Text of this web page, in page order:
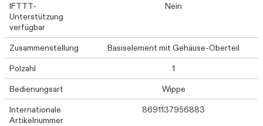
IFTTT-
Unterstützung
verfügbar
Nein
Zusammenstellung
Basiselement mit Gehäuse-Oberteil
Polzahl
1
Bedienungsart
Wippe
Internationale
Artikelnummer
8691137956883